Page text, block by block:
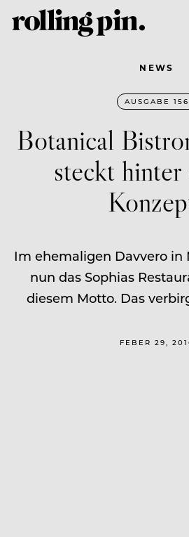
NEWS
AUSGABE 156
Botanical
steckt hinter
Im ehemaligen Davvero in
nun das Sophias
diesem Motto. Das
FEBER 29,